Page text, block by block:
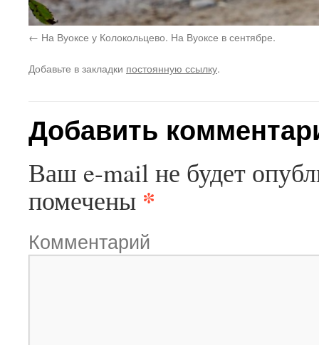
На Вуоксе у Колокольцево. На Вуоксе в сентябре.
Добавьте в закладки постоянную ссылку.
Добавить
Ваш e-mail не будет
помечены *
Комментарий